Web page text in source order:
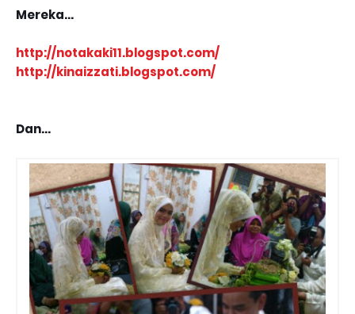
Mereka...
http://notakaki11.blogspot.com/
http://kinaizzati.blogspot.com/
Dan...